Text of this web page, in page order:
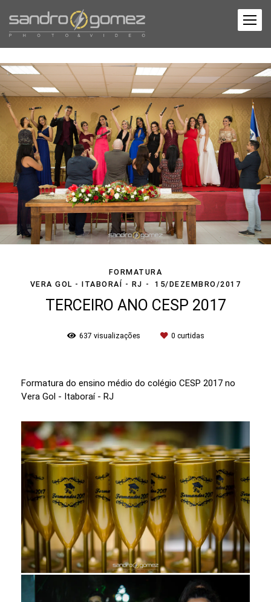
FORMATURA
VERA GOL - ITABORAÍ - RJ
15/DEZEMBRO/2017
TERCEIRO ANO CESP 2017
637 visualizações 0 curtidas
Formatura do ensino médio do colégio CESP 2017 no
Vera Gol - Itaboraí - RJ